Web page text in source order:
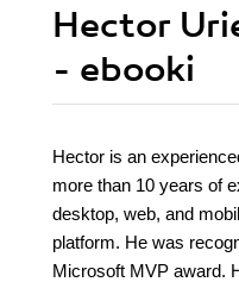
Hector
- ebooki
Hector is an
more than 10 years of
desktop, web, and
platform. He was
Microsoft MVP award.